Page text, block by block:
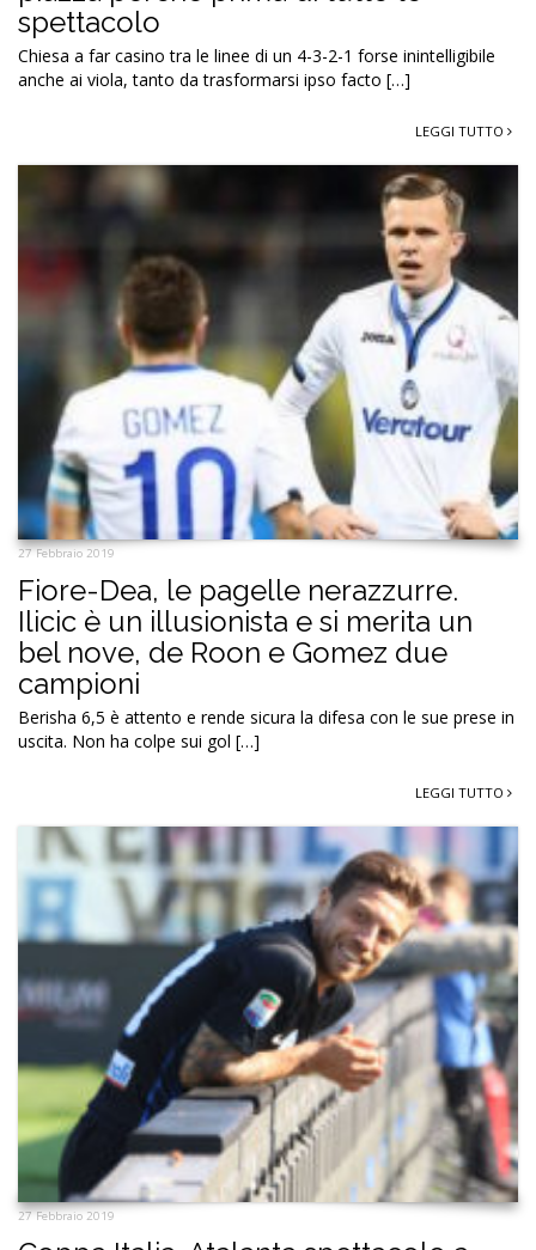
spettacolo
Chiesa a far casino tra le linee di un 4-3-2-1 forse inintelligibile
anche ai viola, tanto da trasformarsi ipso facto […]
LEGGI TUTTO
27 Febbraio 2019
Fiore-Dea, le pagelle nerazzurre.
Ilicic è un illusionista e si merita un
bel nove, de Roon e Gomez due
campioni
Berisha 6,5 è attento e rende sicura la difesa con le sue prese in
uscita. Non ha colpe sui gol […]
LEGGI TUTTO
27 Febbraio 2019